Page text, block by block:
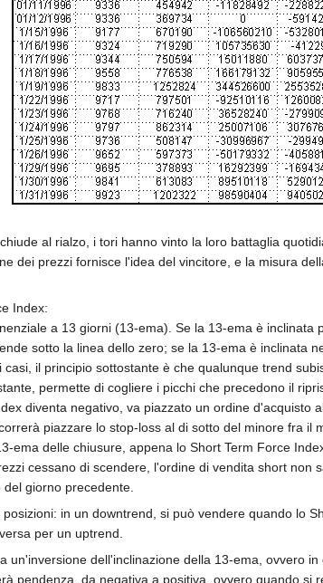
al rialzo, i tori hanno vinto la loro battaglia
dei prezzi fornisce l'idea del vincitore, e la misura
Index:
a 13 giorni (13-ema). Se la 13-ema è
sotto la linea dello zero; se la 13-ema è inclinata
il principio sottostante è che qualunque trend
permette di cogliere i picchi che precedono il
diventa negativo, va piazzato un ordine
piazzare lo stop-loss al di sotto del minore fra il
ema delle chiusure, appena lo Short Term Force
cessano di scendere, l'ordine di vendita short
giorno precedente.
in un downtrend, si può vendere quando lo
per un uptrend.
un'inversione dell'inclinazione della 13-ema, ovvero
pendenza, da negativa a positiva, ovvero quando si